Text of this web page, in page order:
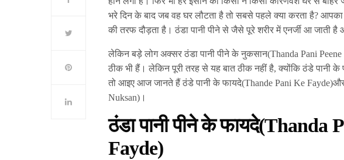
भरे दिन के बाद जब वह घर लौटता है तो सबसे पहले क्या करता है? आपका
की तरफ दौड़ता है। ठंडा पानी पीने से जैसे पूरे शरीर में एनर्जी आ जाती
लेकिन बड़े लोग अक्सर ठंडा पानी पीने के नुकसान(Thanda Pani
ठीक भी हैं। लेकिन पूरी तरह से यह बात ठीक नहीं है, क्योंकि ठंडे पानी
तो आइए आज जानते हैं ठंडे पानी के फायदे(Thande Pani Ke
Nuksan)।
ठंडा पानी पीने के फायदे(Thanda
Fayde)